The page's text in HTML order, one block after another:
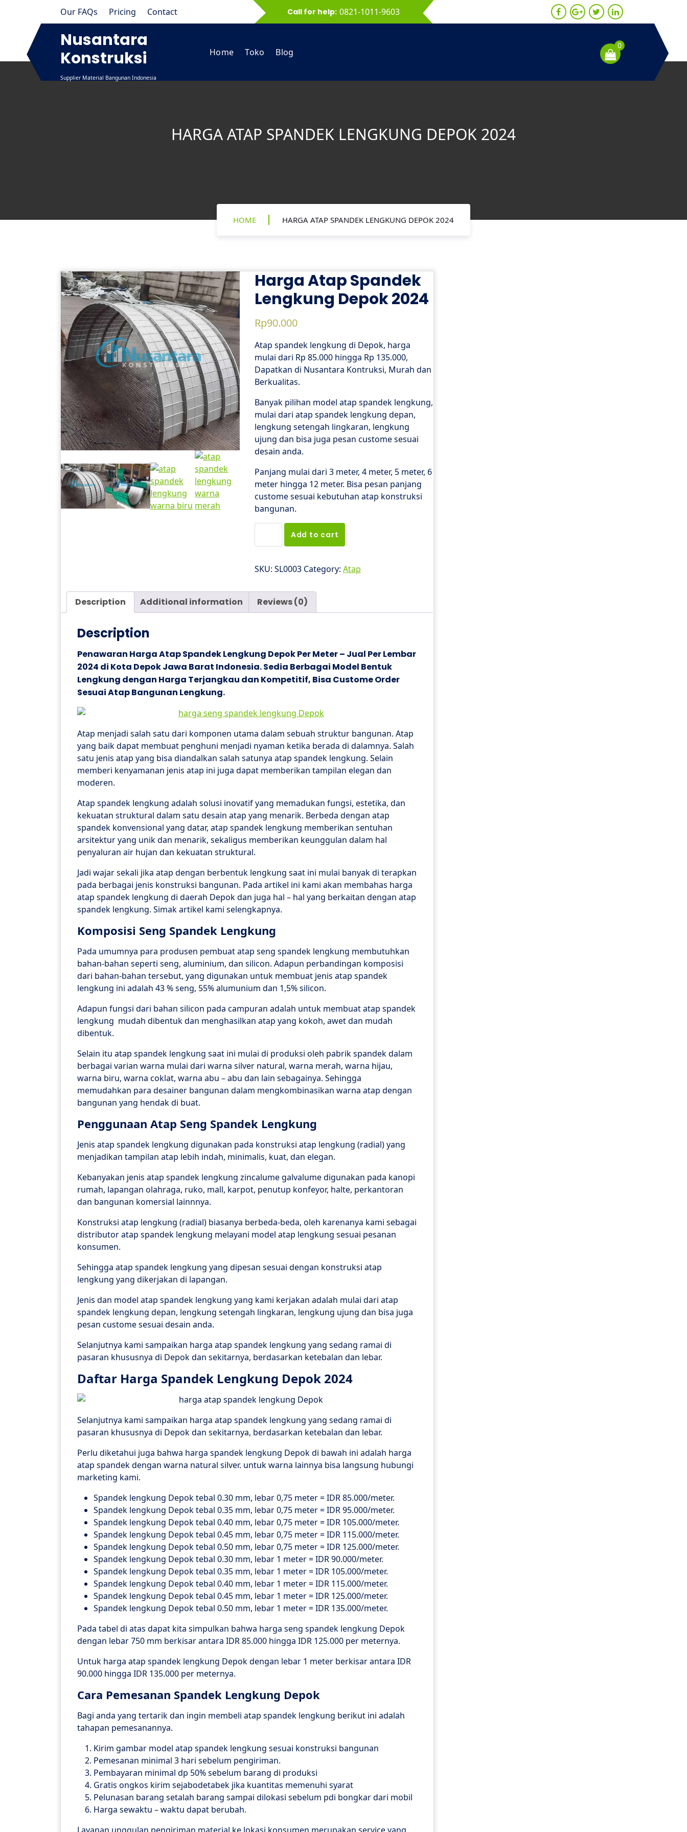
Our FAQs Pricing Contact Call for help: 0821-1011-9603
Nusantara
Konstruksi
Supplier Material Bangunan Indonesia
Home Toko Blog
0
HARGA ATAP SPANDEK LENGKUNG DEPOK 2024
HOME HARGA ATAP SPANDEK LENGKUNG DEPOK 2024
Harga Atap Spandek
Lengkung Depok 2024
Rp90.000
Atap spandek lengkung di Depok, harga
mulai dari Rp 85.000 hingga Rp 135.000,
Dapatkan di Nusantara Kontruksi, Murah dan
Berkualitas.
Banyak pilihan model atap spandek lengkung,
mulai dari atap spandek lengkung depan,
lengkung setengah lingkaran, lengkung
ujung dan bisa juga pesan custome sesuai
desain anda.
Panjang mulai dari 3 meter, 4 meter, 5 meter, 6
meter hingga 12 meter. Bisa pesan panjang
custome sesuai kebutuhan atap konstruksi
bangunan.
Lengkung
2024
quantity
Add to cart
SKU: SL0003 Category: Atap
Description Additional information Reviews (0)
Description
Penawaran Harga Atap Spandek Lengkung Depok Per Meter – Jual Per Lembar
2024 di Kota Depok Jawa Barat Indonesia. Sedia Berbagai Model Bentuk
Lengkung dengan Harga Terjangkau dan Kompetitif, Bisa Custome Order
Sesuai Atap Bangunan Lengkung.
Atap menjadi salah satu dari komponen utama dalam sebuah struktur bangunan. Atap
yang baik dapat membuat penghuni menjadi nyaman ketika berada di dalamnya. Salah
satu jenis atap yang bisa diandalkan salah satunya atap spandek lengkung. Selain
memberi kenyamanan jenis atap ini juga dapat memberikan tampilan elegan dan
moderen.
Atap spandek lengkung adalah solusi inovatif yang memadukan fungsi, estetika, dan
kekuatan struktural dalam satu desain atap yang menarik. Berbeda dengan atap
spandek konvensional yang datar, atap spandek lengkung memberikan sentuhan
arsitektur yang unik dan menarik, sekaligus memberikan keunggulan dalam hal
penyaluran air hujan dan kekuatan struktural.
Jadi wajar sekali jika atap dengan berbentuk lengkung saat ini mulai banyak di terapkan
pada berbagai jenis konstruksi bangunan. Pada artikel ini kami akan membahas harga
atap spandek lengkung di daerah Depok dan juga hal – hal yang berkaitan dengan atap
spandek lengkung. Simak artikel kami selengkapnya.
Komposisi Seng Spandek Lengkung
Pada umumnya para produsen pembuat atap seng spandek lengkung membutuhkan
bahan-bahan seperti seng, aluminium, dan silicon. Adapun perbandingan komposisi
dari bahan-bahan tersebut, yang digunakan untuk membuat jenis atap spandek
lengkung ini adalah 43 % seng, 55% alumunium dan 1,5% silicon.
Adapun fungsi dari bahan silicon pada campuran adalah untuk membuat atap spandek
lengkung mudah dibentuk dan menghasilkan atap yang kokoh, awet dan mudah
dibentuk.
Selain itu atap spandek lengkung saat ini mulai di produksi oleh pabrik spandek dalam
berbagai varian warna mulai dari warna silver natural, warna merah, warna hijau,
warna biru, warna coklat, warna abu – abu dan lain sebagainya. Sehingga
memudahkan para desainer bangunan dalam mengkombinasikan warna atap dengan
bangunan yang hendak di buat.
Penggunaan Atap Seng Spandek Lengkung
Jenis atap spandek lengkung digunakan pada konstruksi atap lengkung (radial) yang
menjadikan tampilan atap lebih indah, minimalis, kuat, dan elegan.
Kebanyakan jenis atap spandek lengkung zincalume galvalume digunakan pada kanopi
rumah, lapangan olahraga, ruko, mall, karpot, penutup konfeyor, halte, perkantoran
dan bangunan komersial lainnnya.
Konstruksi atap lengkung (radial) biasanya berbeda-beda, oleh karenanya kami sebagai
distributor atap spandek lengkung melayani model atap lengkung sesuai pesanan
konsumen.
Sehingga atap spandek lengkung yang dipesan sesuai dengan konstruksi atap
lengkung yang dikerjakan di lapangan.
Jenis dan model atap spandek lengkung yang kami kerjakan adalah mulai dari atap
spandek lengkung depan, lengkung setengah lingkaran, lengkung ujung dan bisa juga
pesan custome sesuai desain anda.
Selanjutnya kami sampaikan harga atap spandek lengkung yang sedang ramai di
pasaran khususnya di Depok dan sekitarnya, berdasarkan ketebalan dan lebar.
Daftar Harga Spandek Lengkung Depok 2024
Selanjutnya kami sampaikan harga atap spandek lengkung yang sedang ramai di
pasaran khususnya di Depok dan sekitarnya, berdasarkan ketebalan dan lebar.
Perlu diketahui juga bahwa harga spandek lengkung Depok di bawah ini adalah harga
atap spandek dengan warna natural silver. untuk warna lainnya bisa langsung hubungi
marketing kami.
Spandek lengkung Depok tebal 0.30 mm, lebar 0,75 meter = IDR 85.000/meter.
Spandek lengkung Depok tebal 0.35 mm, lebar 0,75 meter = IDR 95.000/meter.
Spandek lengkung Depok tebal 0.40 mm, lebar 0,75 meter = IDR 105.000/meter.
Spandek lengkung Depok tebal 0.45 mm, lebar 0,75 meter = IDR 115.000/meter.
Spandek lengkung Depok tebal 0.50 mm, lebar 0,75 meter = IDR 125.000/meter.
Spandek lengkung Depok tebal 0.30 mm, lebar 1 meter = IDR 90.000/meter.
Spandek lengkung Depok tebal 0.35 mm, lebar 1 meter = IDR 105.000/meter.
Spandek lengkung Depok tebal 0.40 mm, lebar 1 meter = IDR 115.000/meter.
Spandek lengkung Depok tebal 0.45 mm, lebar 1 meter = IDR 125.000/meter.
Spandek lengkung Depok tebal 0.50 mm, lebar 1 meter = IDR 135.000/meter.
Pada tabel di atas dapat kita simpulkan bahwa harga seng spandek lengkung Depok
dengan lebar 750 mm berkisar antara IDR 85.000 hingga IDR 125.000 per meternya.
Untuk harga atap spandek lengkung Depok dengan lebar 1 meter berkisar antara IDR
90.000 hingga IDR 135.000 per meternya.
Cara Pemesanan Spandek Lengkung Depok
Bagi anda yang tertarik dan ingin membeli atap spandek lengkung berikut ini adalah
tahapan pemesanannya.
Kirim gambar model atap spandek lengkung sesuai konstruksi bangunan
Pemesanan minimal 3 hari sebelum pengiriman.
Pembayaran minimal dp 50% sebelum barang di produksi
Gratis ongkos kirim sejabodetabek jika kuantitas memenuhi syarat
Pelunasan barang setalah barang sampai dilokasi sebelum pdi bongkar dari mobil
Harga sewaktu – waktu dapat berubah.